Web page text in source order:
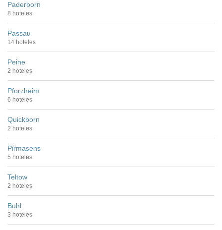
Paderborn
8 hoteles
Passau
14 hoteles
Peine
2 hoteles
Pforzheim
6 hoteles
Quickborn
2 hoteles
Pirmasens
5 hoteles
Teltow
2 hoteles
Buhl
3 hoteles